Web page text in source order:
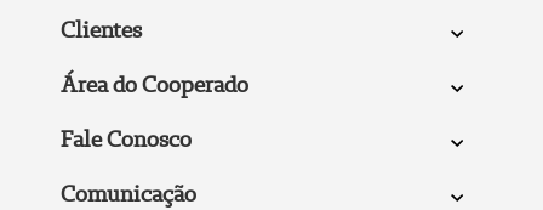
Clientes
Área do Cooperado
Fale Conosco
Comunicação